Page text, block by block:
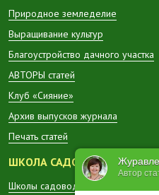
Автор
Природное земледелие
Выращивание культур
Благоустройство дачного участка
АВТОРЫ статей
Клуб «Сияние»
Архив выпусков журнала
Печать статей
ШКОЛА САДОВОДА
Школы садоводов в регионах